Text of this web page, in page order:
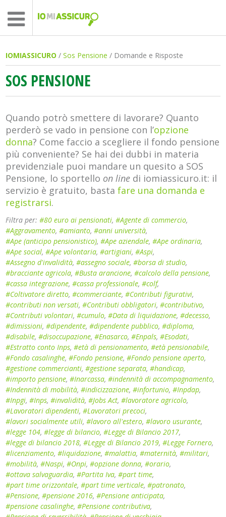
IOMIASSICURO /Sos Pensione / Domande e Risposte
SOS PENSIONE
Quando potrò smettere di lavorare? Quanto
perderò se vado in pensione con l’opzione
donna? Come faccio a scegliere il fondo pensione
più conveniente? Se hai dei dubbi in materia
previdenziale puoi mandare un quesito a SOS
Pensione, lo sportello on line di iomiassicuro.it: il
servizio è gratuito, bastafare una domanda e
registrarsi.
Filtra per:#80 euro ai pensionati,#Agente di commercio,
#Aggravamento,#amianto,#anni università,
#Ape (anticipo pensionistico),#Ape aziendale,#Ape ordinaria,
#Ape social,#Ape volontaria,#artigiani,#Aspi,
#Assegno d'invalidità,#assegno sociale,#borsa di studio,
#bracciante agricola,#Busta arancione,#calcolo della pensione,
#cassa integrazione,#cassa professionale,#colf,
#Coltivatore diretto,#commerciante,#Contributi figurativi,
#contributi non versati,#Contributi obbligatori,#contributivo,
#Contributi volontari,#cumulo,#Data di liquidazione,#decesso,
#dimissioni,#dipendente,#dipendente pubblico,#diploma,
#disabile,#disoccupazione,#Enasarco,#Enpals,#Esodati,
#Estratto conto Inps,#età di pensionamento,#età pensionabile,
#Fondo casalinghe,#Fondo pensione,#Fondo pensione aperto,
#gestione commercianti,#gestione separata,#handicap,
#importo pensione,#Inarcassa,#indennità di accompagnamento,
#Indennità di mobilità,#indicizzazione,#infortunio,#Inpdap,
#Inpgi,#Inps,#invalidità,#Jobs Act,#lavoratore agricolo,
#Lavoratori dipendenti,#Lavoratori precoci,
#lavori socialmente utili,#lavoro all'estero,#lavoro usurante,
#legge 104,#legge di bilancio,#Legge di Bilancio 2017,
#legge di bilancio 2018,#Legge di Bilancio 2019,#Legge Fornero,
#licenziamento,#liquidazione,#malattia,#maternità,#militari,
#mobilità,#Naspi,#Onpi,#opzione donna,#orario,
#ottava salvaguardia,#Partita Iva,#part time,
#part time orizzontale,#part time verticale,#patronato,
#Pensione,#pensione 2016,#Pensione anticipata,
#pensione casalinghe,#Pensione contributiva,